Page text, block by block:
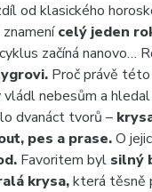
od klasického
celý jeden
začíná nanovo…
Proč právě
nebesům a
dvanáct tvorů –
pes a prase.O
Favoritem byl silný
krysa,která těsně